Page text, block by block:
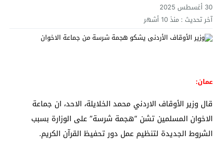
30 أغسطس 2025
آخر تحديث : منذ 10 أشهر
عمان:
قال وزير الأوقاف الاردني محمد الخلايلة، الاحد، ان جماعة
الاخوان المسلمين تشن “هجمة شرسة” على الوزارة بسبب
الشروط الجديدة لتنظيم عمل دور تحفيظ القرآن الكريم.